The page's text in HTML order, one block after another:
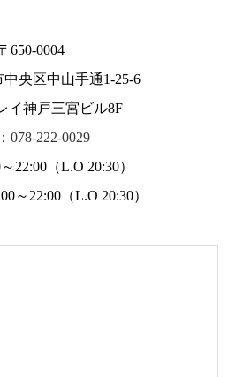
650-0004
央区中山手通1-25-6
イ神戸三宮ビル8F
078-222-0029
22:00（L.O 20:30）
～22:00（L.O 20:30）